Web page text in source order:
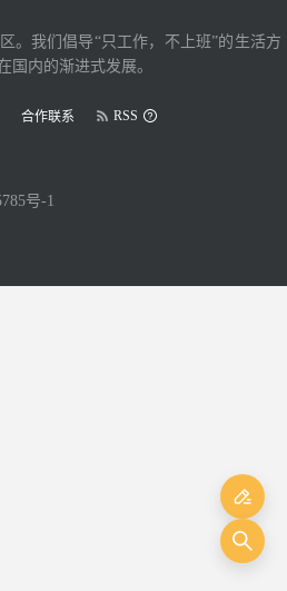
。我们倡导“只工作，不上班”的生活方
国内的渐进式发展。
合作联系 RSS
号-1